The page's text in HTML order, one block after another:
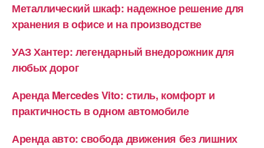
Металлический шкаф: надежное решение для
хранения в офисе и на производстве
УАЗ Хантер: легендарный внедорожник для
любых дорог
Аренда Mercedes Vito: стиль, комфорт и
практичность в одном автомобиле
Аренда авто: свобода движения без лишних